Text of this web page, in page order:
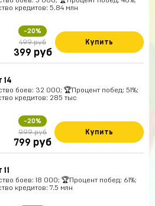
кредитов: 5.84 млн
-20%
499 руб
399 руб
Купить
14
боев: 32 000; 🏆Процент побед: 51%;
кредитов: 285 тыс
-20%
999 руб
799 руб
Купить
боев: 18 000; 🏆Процент побед: 61%;
кредитов: 7.5 млн